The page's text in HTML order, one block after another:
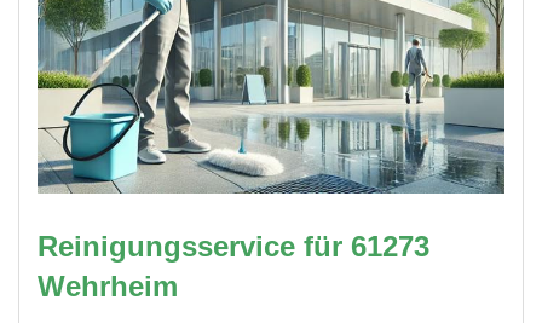
Reinigungsservice für 61273
Wehrheim